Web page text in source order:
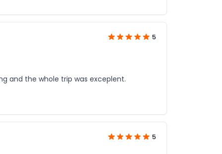
5
and the whole trip was exceplent.
5